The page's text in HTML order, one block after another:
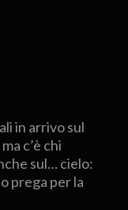
in arrivo sul
c’è chi
sul… cielo:
prega per la